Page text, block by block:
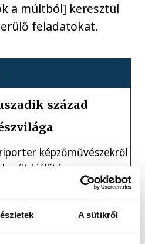
A sütikről
a múltból] keresztül
feladatokat.
század
képzőművészekről
kiállítás a
csütörtökön.
együtt